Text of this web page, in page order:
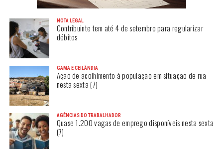
NOTA LEGAL
Contribuinte tem até 4 de setembro para regularizar
débitos
GAMA E CEILÂNDIA
Ação de acolhimento à população em situação de rua
nesta sexta (7)
AGÊNCIAS DO TRABALHADOR
Quase 1.200 vagas de emprego disponíveis nesta sexta
(7)